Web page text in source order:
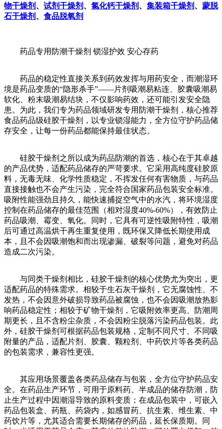
物干燥剂 、 试剂干燥剂 、 氯化钙干燥剂 、 集装箱干燥剂 、 蒙脱
石干燥剂 、 食品脱氧剂
药品专用防潮干燥剂 锁湿护效 安心存药
药品的稳定性直接关系到药效发挥与用药安全，而潮湿环
境是药品变质的“隐形杀手”——片剂吸潮易粘连、胶囊吸潮易
软化、粉末吸潮易结块，不仅影响药效，还可能引发安全隐
患。为此，我们专为药品领域研发专用防潮干燥剂，核心推荐
食品药品级硅胶干燥剂，以专业锁湿能力，全方位守护药品储
存安全，让每一份药品都能保持最佳状态。
硅胶干燥剂之所以成为药品防潮的首选，核心在于其卓越
的产品优势，适配药品储存的严苛要求。它采用高纯度硅胶原
料，无毒无味、化学性质稳定，不挥发任何有害物质，与药品
直接接触也不会产生污染，完全符合国家药品包装安全标准。
吸附性能强劲且持久，能快速捕捉空气中的水汽，将环境湿度
控制在药品储存的最佳范围（相对湿度40%-60%），有效防止
药品吸潮、霉变、氧化。同时，它具有可逆性吸附特性，吸潮
后可通过高温烘干再生重复使用，既环保又降低长期使用成
本，且不会因吸潮饱和而出现渗漏、破裂等问题，避免对药品
造成二次污染。
与同类干燥剂相比，硅胶干燥剂的核心优势尤为突出，更
适配药品的特殊需求。相较于生石灰干燥剂，它无腐蚀性、不
发热，不会因意外破损导致药品被腐蚀，也不会因吸潮放热影
响药品稳定性；相较于矿物干燥剂，它吸附效率更高、防潮周
期更长，且不含粉尘杂质，不会因粉尘脱落污染药品包装。此
外，硅胶干燥剂可根据药品包装规格，定制不同尺寸、不同吸
附量的产品，适配片剂、胶囊、颗粒剂、中药饮片等各类药品
的包装需求，兼容性更强。
其应用场景覆盖各类药品储存与包装，全方位守护药品安
全。在药品生产环节，可用于原料药、半成品的储存防潮，防
止生产过程中因潮湿导致的原料变质；在成品包装中，可嵌入
药品包装盒、药瓶、药袋内，如感冒药、抗生素、维生素、中
药饮片等，尤其适合需要长期储存的药品，延长保质期。同